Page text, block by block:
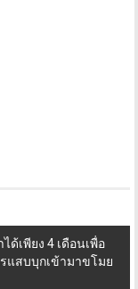
ด้เพียง 4 เดือนเพื่อ
แสบบุกเข้ามาขโมย